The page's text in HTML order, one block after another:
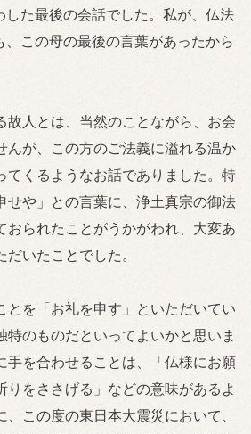
した最後の会話でした。私が、仏法
、この母の最後の言葉があったから
人とは、当然のことながら、お会
んが、この方のご法義に溢れる温か
てくるようなお話でありました。特
せや」との言葉に、浄土真宗の御法
おられたことがうかがわれ、大変あ
だいたことでした。
とを「お礼を申す」といただいてい
特のものだといってよいかと思いま
手を合わせることは、「仏様にお願
りをささげる」などの意味があるよ
、この度の東日本大震災において、